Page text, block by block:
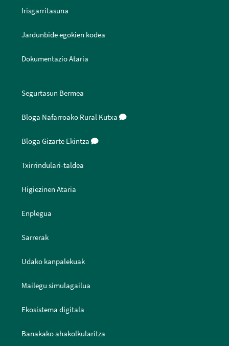
Irisgarritasuna
Jardunbide egokien kodea
Dokumentazio Ataria
Segurtasun Bermea
Bloga Nafarroako Rural Kutxa
Bloga Gizarte Ekintza
Txirrindulari-taldea
Higiezinen Ataria
Enplegua
Sarrerak
Udako kanpalekuak
Mailegu simulagailua
Ekosistema digitala
Banakako ahakolkularitza